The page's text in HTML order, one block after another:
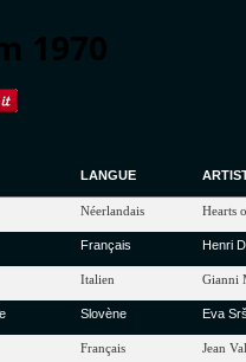
1970
LANGUE
Néerlandais Hearts
Français Henri
Italien Gianni
Slovène Eva
Français Jean